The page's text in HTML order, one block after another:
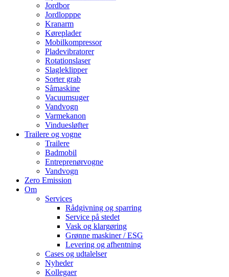
Jordbor
Jordlopppe
Kranarm
Køreplader
Mobilkompressor
Pladevibratorer
Rotationslaser
Slagleklipper
Sorter grab
Såmaskine
Vacuumsuger
Vandvogn
Varmekanon
Vinduesløfter
Trailere og vogne
Trailere
Badmobil
Entreprenørvogne
Vandvogn
Zero Emission
Om
Services
Rådgivning og sparring
Service på stedet
Vask og klargøring
Grønne maskiner / ESG
Levering og afhentning
Cases og udtalelser
Nyheder
Kollegaer